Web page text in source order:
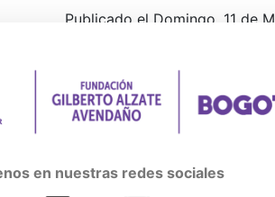
Publicado el Domingo, 11 de
en nuestras redes sociales